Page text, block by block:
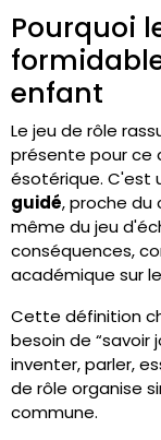
Pourquoi
enfant
Le jeu de rôle
présente pour ce
ésotérique. C'est
guidé, proche
même du jeu
conséquences,
académique sur
Cette définition
besoin de “savoir
inventer, parler,
de rôle organise
commune.